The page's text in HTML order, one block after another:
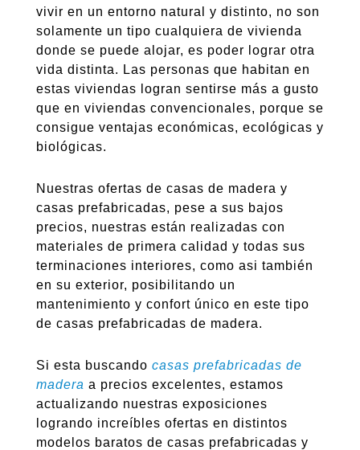
vivir en un entorno natural y distinto, no son
solamente un tipo cualquiera de vivienda
donde se puede alojar, es poder lograr otra
vida distinta. Las personas que habitan en
estas viviendas logran sentirse más a gusto
que en viviendas convencionales, porque se
consigue ventajas económicas, ecológicas y
biológicas.
Nuestras ofertas de casas de madera y
casas prefabricadas, pese a sus bajos
precios, nuestras están realizadas con
materiales de primera calidad y todas sus
terminaciones interiores, como asi también
en su exterior, posibilitando un
mantenimiento y confort único en este tipo
de casas prefabricadas de madera.
Si esta buscando casas prefabricadas de
madera a precios excelentes, estamos
actualizando nuestras exposiciones
logrando increíbles ofertas en distintos
modelos baratos de casas prefabricadas y